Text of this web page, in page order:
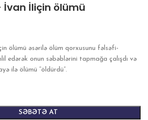
İvan İliçin ölümü
ölümü əsərilə ölüm qorxusunu fəlsəfi-
edərək onun səbəblərini tapmağa çalışdı və
ilə ölümü “öldürdü”.
SƏBƏTƏ AT